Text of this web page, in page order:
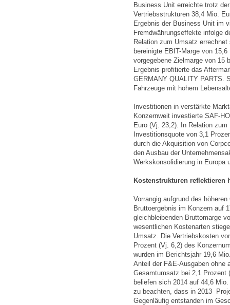
Business Unit erreichte trotz
Vertriebsstrukturen 38,4 Mio.
Ergebnis der Business Unit im
Fremdwährungseffekte infolge
Relation zum Umsatz
bereinigte EBIT-Marge von
vorgegebene Zielmarge von
Ergebnis profitierte das
GERMANY QUALITY PARTS.
Fahrzeuge mit hohem
Investitionen in verstärkte
Konzernweit investierte SAF-
Euro (Vj. 23,2). In Relation
Investitionsquote von 3,1
durch die Akquisition von
den Ausbau der
Werkskonsolidierung in Europa
Kostenstrukturen reflektieren
Vorrangig aufgrund des
Bruttoergebnis im Konzern auf
gleichbleibenden Bruttomarge
wesentlichen Kostenarten
Umsatz. Die Vertriebskosten
Prozent (Vj. 6,2) des
wurden im Berichtsjahr 19,6
Anteil der F&E-Ausgaben ohne
Gesamtumsatz bei 2,1 Prozent
beliefen sich 2014 auf 44,6
zu beachten, dass in 2013
Gegenläufig entstanden im